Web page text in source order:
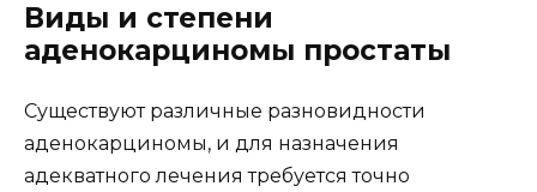
Виды и степени
аденокарциномы простаты
Существуют различные разновидности
аденокарциномы, и для назначения
адекватного лечения требуется точно